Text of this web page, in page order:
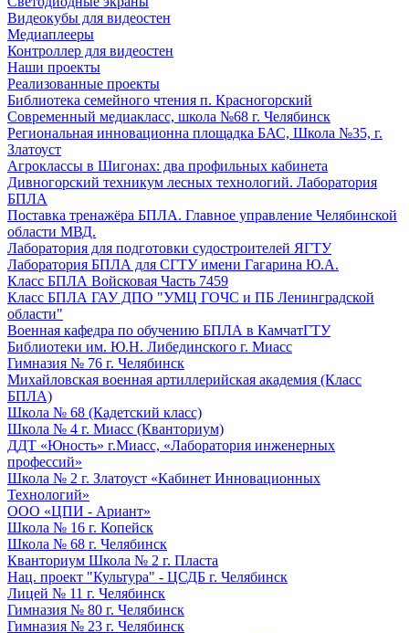
Видеокубы для видеостен
Медиаплееры
Контроллер для видеостен
Наши проекты
Реализованные проекты
Библиотека семейного чтения п. Красногорский
Современный медиакласс, школа №68 г. Челябинск
Региональная инновационна площадка БАС, Школа №35, г.
Златоуст
Агроклассы в Шигонах: два профильных кабинета
Дивногорский техникум лесных технологий. Лаборатория
БПЛА
Поставка тренажёра БПЛА. Главное управление Челябинской
области МВД.
Лаборатория для подготовки судостроителей ЯГТУ
Лаборатория БПЛА для СГТУ имени Гагарина Ю.А.
Класс БПЛА Войсковая Часть 7459
Класс БПЛА ГАУ ДПО "УМЦ ГОЧС и ПБ Ленинградской
области"
Военная кафедра по обучению БПЛА в КамчатГТУ
Библиотеки им. Ю.Н. Либединского г. Миасс
Гимназия № 76 г. Челябинск
Михайловская военная артиллерийская академия (Класс
БПЛА)
Школа № 68 (Кадетский класс)
Школа № 4 г. Миасс (Кванториум)
ДДТ «Юность» г.Миасс, «Лаборатория инженерных
профессий»
Школа № 2 г. Златоуст «Кабинет Инновационных
Технологий»
ООО «ЦПИ - Ариант»
Школа № 16 г. Копейск
Школа № 68 г. Челябинск
Кванториум Школа № 2 г. Пласта
Нац. проект "Культура" - ЦСДБ г. Челябинск
Лицей № 11 г. Челябинск
Гимназия № 80 г. Челябинск
Гимназия № 23 г. Челябинск